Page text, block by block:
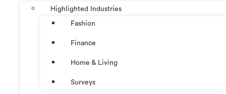
Highlighted Industries
Fashion
Finance
Home & Living
Surveys